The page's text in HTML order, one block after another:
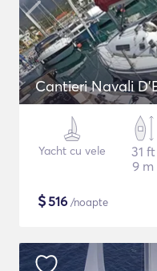
Cantieri Navali
Yacht cu vele
31 ft
9 m
$516 /noapte